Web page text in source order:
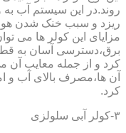
روند.در این سیستم آب
ریزد و سبب خنک شدن
مزایای این کولر ها می
برق،دسترسی آسان به
کرد و از جمله معایب آن
آن ها،مصرف بالای آب و
کرد.
۳-کولر آبی سلولزی